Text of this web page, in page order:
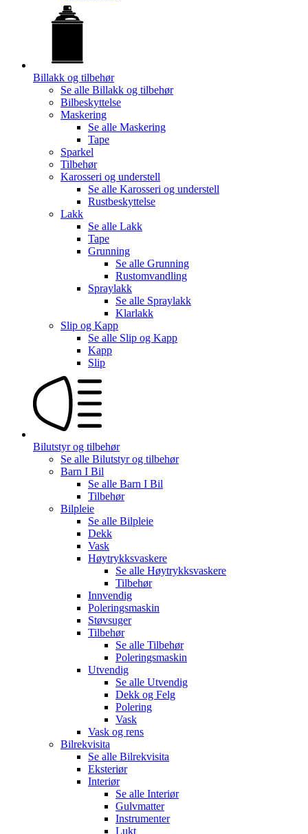
Billakk og tilbehør
Se alle Billakk og tilbehør
Bilbeskyttelse
Maskering
Se alle Maskering
Tape
Sparkel
Tilbehør
Karosseri og understell
Se alle Karosseri og understell
Rustbeskyttelse
Lakk
Se alle Lakk
Tape
Grunning
Se alle Grunning
Rustomvandling
Spraylakk
Se alle Spraylakk
Klarlakk
Slip og Kapp
Se alle Slip og Kapp
Kapp
Slip
Bilutstyr og tilbehør
Se alle Bilutstyr og tilbehør
Barn I Bil
Se alle Barn I Bil
Tilbehør
Bilpleie
Se alle Bilpleie
Dekk
Vask
Høytrykksvaskere
Se alle Høytrykksvaskere
Tilbehør
Innvendig
Poleringsmaskin
Støvsuger
Tilbehør
Se alle Tilbehør
Poleringsmaskin
Utvendig
Se alle Utvendig
Dekk og Felg
Polering
Vask
Vask og rens
Bilrekvisita
Se alle Bilrekvisita
Eksteriør
Interiør
Se alle Interiør
Gulvmatter
Instrumenter
Lukt